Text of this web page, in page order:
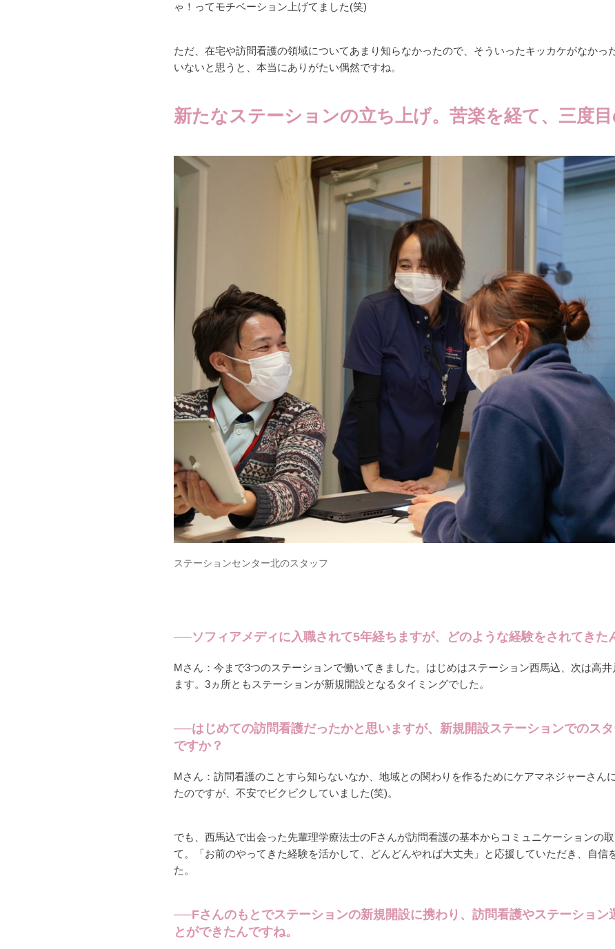
ゃ！ってモチベーション上げてました(笑)
ただ、在宅や訪問看護の領域についてあまり知らなかったので、そういったキッカケがなかっ
いないと思うと、本当にありがたい偶然ですね。
新たなステーションの立ち上げ。苦楽を経て、三度
ステーションセンター北のスタッフ
──ソフィアメディに入職されて5年経ちますが、どのような経験をされてきた
Mさん：今まで3つのステーションで働いてきました。はじめはステーション西馬込、次は高
ます。3ヵ所ともステーションが新規開設となるタイミングでした。
──はじめての訪問看護だったかと思いますが、新規開設ステーションでのス
ですか？
Mさん：訪問看護のことすら知らないなか、地域との関わりを作るためにケアマネジャーさん
たのですが、不安でビクビクしていました(笑)。
でも、西馬込で出会った先輩理学療法士のFさんが訪問看護の基本からコミュニケーションの
て。「お前のやってきた経験を活かして、どんどんやれば大丈夫」と応援していただき、自信
た。
──Fさんのもとでステーションの新規開設に携わり、訪問看護やステーション
とができたんですね。